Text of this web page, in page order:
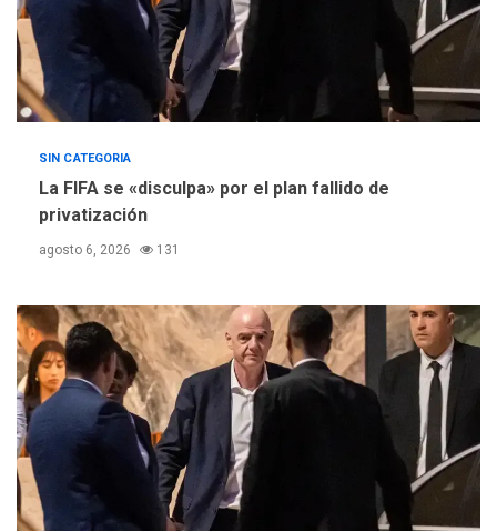
SIN CATEGORIA
La FIFA se «disculpa» por el plan fallido de
privatización
agosto 6, 2026 131